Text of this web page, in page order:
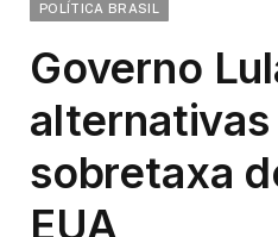
POLÍTICA BRASIL
Governo
alternativas
sobretaxa
EUA